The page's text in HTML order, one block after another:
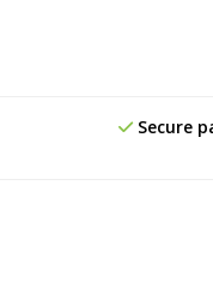
Secure